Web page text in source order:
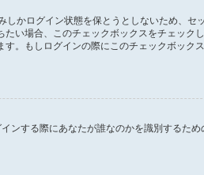
かログイン状態を保とうとしないため、セ
い場合、このチェックボックスをチェック
。もしログインの際にこのチェックボック
ンする際にあなたが誰なのかを識別するた